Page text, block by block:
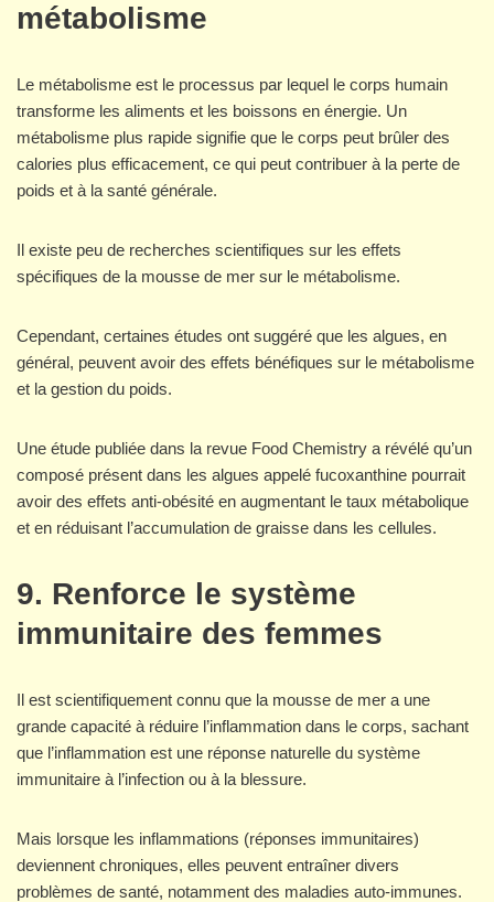
métabolisme
Le métabolisme est le processus par lequel le corps humain
transforme les aliments et les boissons en énergie. Un
métabolisme plus rapide signifie que le corps peut brûler des
calories plus efficacement, ce qui peut contribuer à la perte de
poids et à la santé générale.
Il existe peu de recherches scientifiques sur les effets
spécifiques de la mousse de mer sur le métabolisme.
Cependant, certaines études ont suggéré que les algues, en
général, peuvent avoir des effets bénéfiques sur le métabolisme
et la gestion du poids.
Une étude publiée dans la revue Food Chemistry a révélé qu’un
composé présent dans les algues appelé fucoxanthine pourrait
avoir des effets anti-obésité en augmentant le taux métabolique
et en réduisant l’accumulation de graisse dans les cellules.
9. Renforce le système
immunitaire des femmes
Il est scientifiquement connu que la mousse de mer a une
grande capacité à réduire l’inflammation dans le corps, sachant
que l’inflammation est une réponse naturelle du système
immunitaire à l’infection ou à la blessure.
Mais lorsque les inflammations (réponses immunitaires)
deviennent chroniques, elles peuvent entraîner divers
problèmes de santé, notamment des maladies auto-immunes.